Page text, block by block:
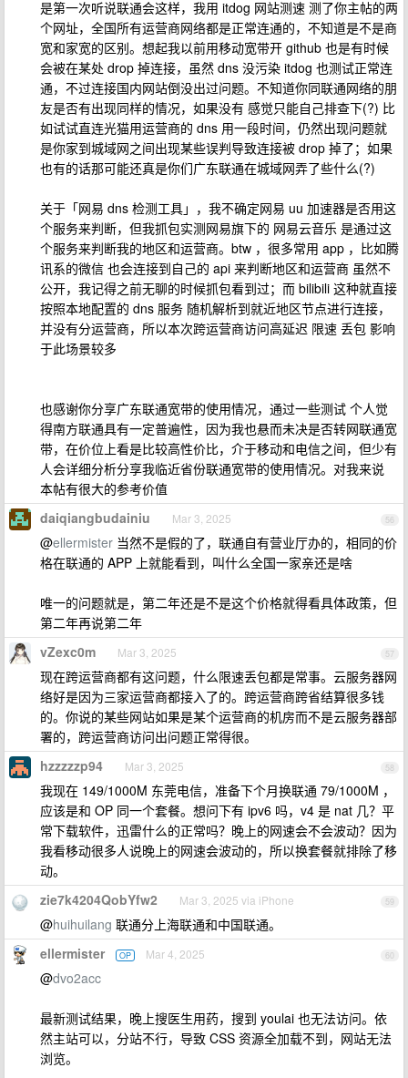
是第一次听说联通会这样，我用 itdog 网站测速 测了你主帖的两
个网址，全国所有运营商网络都是正常连通的，不知道是不是商
宽和家宽的区别。想起我以前用移动宽带开 github 也是有时候
会被在某处 drop 掉连接，虽然 dns 没污染 itdog 也测试正常连
通，不过连接国内网站倒没出过问题。不知道你同联通网络的朋
友是否有出现同样的情况，如果没有 感觉只能自己排查下(?) 比
如试试直连光猫用运营商的 dns 用一段时间，仍然出现问题就
是你家到城域网之间出现某些误判导致连接被 drop 掉了；如果
也有的话那可能还真是你们广东联通在城域网弄了些什么(?)
关于「网易 dns 检测工具」，我不确定网易 uu 加速器是否用这
个服务来判断，但我抓包实测网易旗下的 网易云音乐 是通过这
个服务来判断我的地区和运营商。btw ，很多常用 app ，比如腾
讯系的微信 也会连接到自己的 api 来判断地区和运营商 虽然不
公开，我记得之前无聊的时候抓包看到过；而 bilibili 这种就直接
按照本地配置的 dns 服务 随机解析到就近地区节点进行连接，
并没有分运营商，所以本次跨运营商访问高延迟 限速 丢包 影响
于此场景较多
也感谢你分享广东联通宽带的使用情况，通过一些测试 个人觉
得南方联通具有一定普遍性，因为我也悬而未决是否转网联通宽
带，在价位上看是比较高性价比，介于移动和电信之间，但少有
人会详细分析分享我临近省份联通宽带的使用情况。对我来说
本帖有很大的参考价值
56
daiqiangbudainiu Mar 3, 2025
@ellermister 当然不是假的了，联通自有营业厅办的，相同的价
格在联通的 APP 上就能看到，叫什么全国一家亲还是啥
唯一的问题就是，第二年还是不是这个价格就得看具体政策，但
第二年再说第二年
57
vZexc0m Mar 3, 2025
现在跨运营商都有这问题，什么限速丢包都是常事。云服务器网
络好是因为三家运营商都接入了的。跨运营商跨省结算很多钱
的。你说的某些网站如果是某个运营商的机房而不是云服务器部
署的，跨运营商访问出问题正常得很。
58
hzzzzzp94 Mar 3, 2025
我现在 149/1000M 东莞电信，准备下个月换联通 79/1000M ，
应该是和 OP 同一个套餐。想问下有 ipv6 吗，v4 是 nat 几？平
常下载软件，迅雷什么的正常吗？晚上的网速会不会波动？因为
我看移动很多人说晚上的网速会波动的，所以换套餐就排除了移
动。
59
zie7k4204QobYfw2 Mar 3, 2025 via iPhone
@huihuilang 联通分上海联通和中国联通。
60
ellermister OP Mar 4, 2025
@dvo2acc
最新测试结果，晚上搜医生用药，搜到 youlai 也无法访问。依
然主站可以，分站不行，导致 CSS 资源全加载不到，网站无法
浏览。